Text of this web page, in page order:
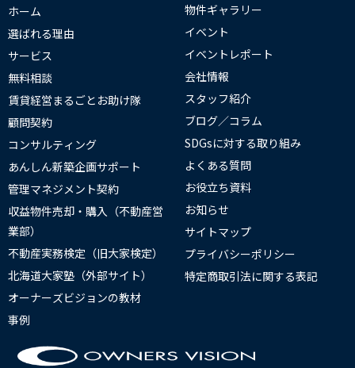
ホーム
選ばれる理由
サービス
無料相談
賃貸経営まるごとお助け隊
顧問契約
コンサルティング
あんしん新築企画サポート
管理マネジメント契約
収益物件売却・購入（不動産営
業部）
不動産実務検定（旧大家検定）
北海道大家塾（外部サイト）
オーナーズビジョンの教材
事例
物件ギャラリー
イベント
イベントレポート
会社情報
スタッフ紹介
ブログ／コラム
SDGsに対する取り組み
よくある質問
お役立ち資料
お知らせ
サイトマップ
プライバシーポリシー
特定商取引法に関する表記